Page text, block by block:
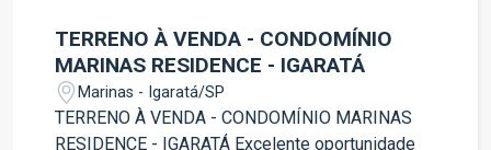
TERRENO À VENDA - CONDOMÍNIO
MARINAS RESIDENCE - IGARATÁ
Marinas - Igaratá/SP
TERRENO À VENDA - CONDOMÍNIO MARINAS
RESIDENCE - IGARATÁ Excelente oportunidade